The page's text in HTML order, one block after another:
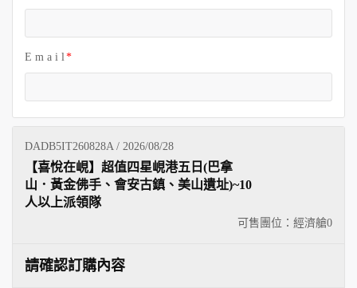
E m a i l
DADB5IT260828A / 2026/08/28
可售團位：經濟艙0
【喜悅在峴】超值四星峴港五日(巴拿
山．黃金佛手、會安古鎮、美山遺址)~10
人以上派領隊
請確認訂購內容